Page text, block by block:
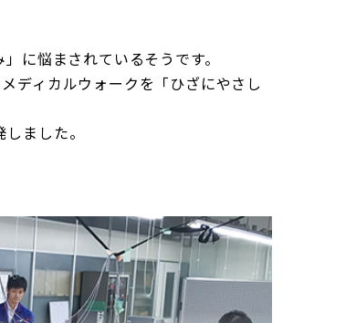
に悩まされているそうです。
ディカルウォークを「ひざにやさし
ました。